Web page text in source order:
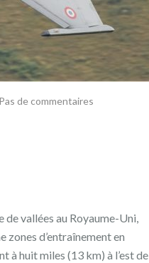
Pas de commentaires
de vallées au Royaume-Uni,
d’entraînement en
à huit miles (13 km) à l’est de